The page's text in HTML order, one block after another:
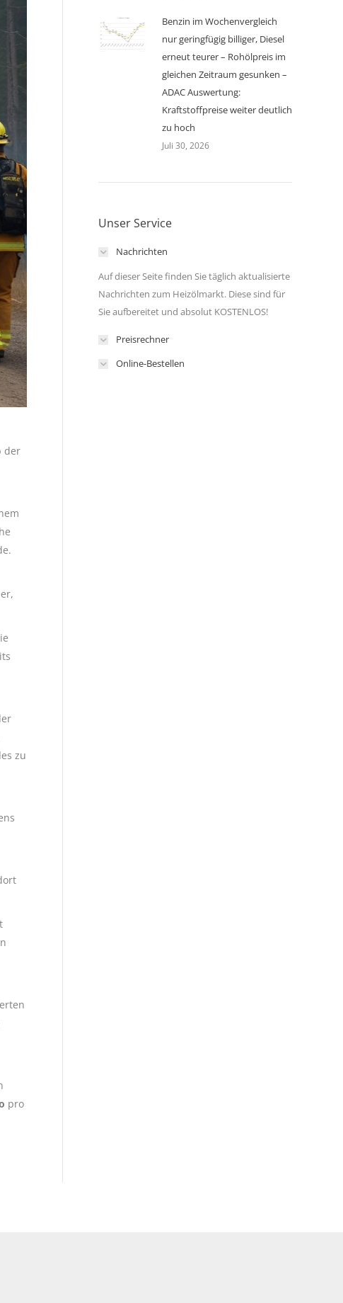
der
zu
pro
Benzin im Wochenvergleich
nur geringfügig billiger, Diesel
erneut teurer – Rohölpreis im
gleichen Zeitraum gesunken –
ADAC Auswertung:
Kraftstoffpreise weiter deutlich
zu hoch
Juli 30, 2026
Unser Service
Nachrichten
Auf dieser Seite finden Sie täglich aktualisierte
Nachrichten zum Heizölmarkt. Diese sind für
Sie aufbereitet und absolut KOSTENLOS!
Preisrechner
Online-Bestellen